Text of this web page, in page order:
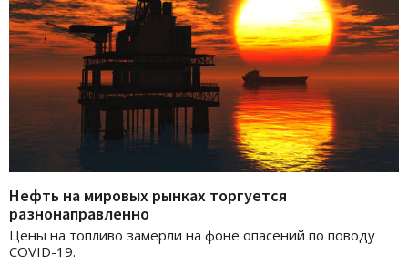
Нефть на мировых рынках торгуется
разнонаправленно
Цены на топливо замерли на фоне опасений по поводу
COVID-19.